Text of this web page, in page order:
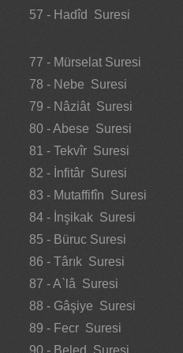
57 - Hadîd Suresi
77 - Mürselat Suresi
78 - Nebe Suresi
79 - Nâziât Suresi
80 - Abese Suresi
81 - Tekvîr Suresi
82 - İnfitâr Suresi
83 - Mutaffifîn Suresi
84 - İnşikak Suresi
85 - Büruc Suresi
86 - Târık Suresi
87 - A`lâ Suresi
88 - Gâşiye Suresi
89 - Fecr Suresi
90 - Beled Suresi